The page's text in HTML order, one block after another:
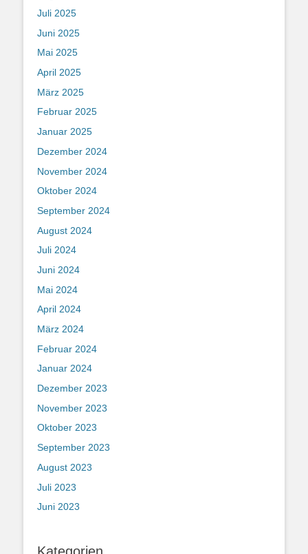
Juli 2025
Juni 2025
Mai 2025
April 2025
März 2025
Februar 2025
Januar 2025
Dezember 2024
November 2024
Oktober 2024
September 2024
August 2024
Juli 2024
Juni 2024
Mai 2024
April 2024
März 2024
Februar 2024
Januar 2024
Dezember 2023
November 2023
Oktober 2023
September 2023
August 2023
Juli 2023
Juni 2023